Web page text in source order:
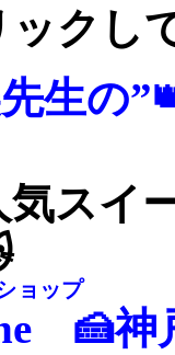
クし
先生の
スイ
ョップ
🍰神